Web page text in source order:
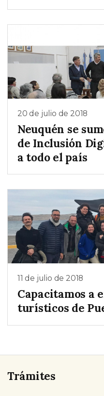
20 de julio de 2018
Neuquén se
de Inclusión
a todo el país
11 de julio de 2018
Capacitamos a
turísticos de
Trámites